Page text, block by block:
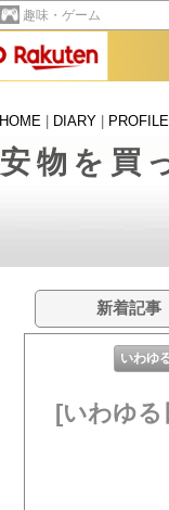
趣味・ゲーム
HOME
DIARY PROFILE
安物を買
新着記事
いわゆ
[いわゆ